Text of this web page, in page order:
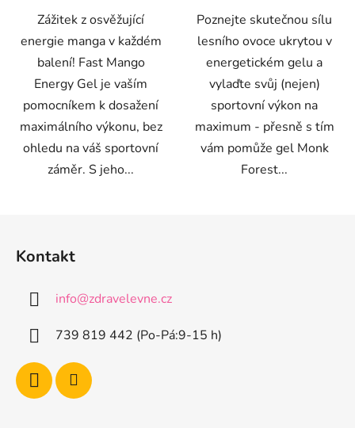
Zážitek z osvěžující
energie manga v každém
balení! Fast Mango
Energy Gel je vaším
pomocníkem k dosažení
maximálního výkonu, bez
ohledu na váš sportovní
záměr. S jeho...
Poznejte skutečnou sílu
lesního ovoce ukrytou v
energetickém gelu a
vylaďte svůj (nejen)
sportovní výkon na
maximum - přesně s tím
vám pomůže gel Monk
Forest...
Kontakt
info@zdravelevne.cz
739 819 442 (Po-Pá:9-15 h)